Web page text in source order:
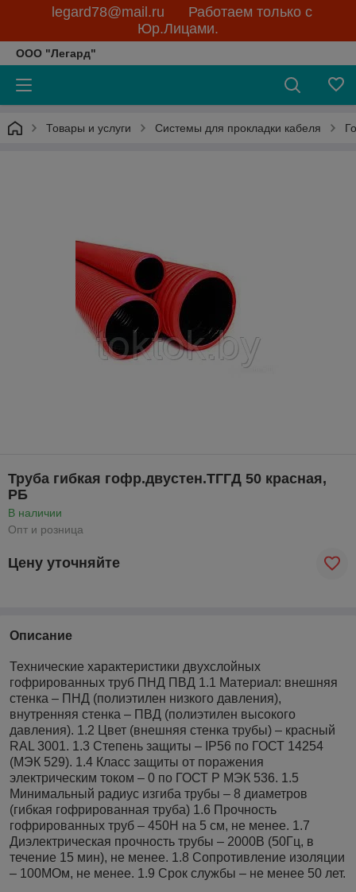
legard78@mail.ru Работаем только с
Юр.Лицами.
ООО "Легард"
Товары и услуги Системы для прокладки кабеля
Труба гибкая гофр.двустен.ТГГД 50 красная,
РБ
В наличии
Опт и розница
Цену уточняйте
Описание
Технические характеристики двухслойных
гофрированных труб ПНД ПВД 1.1 Материал: внешняя
стенка – ПНД (полиэтилен низкого давления),
внутренняя стенка – ПВД (полиэтилен высокого
давления). 1.2 Цвет (внешняя стенка трубы) – красный
RAL 3001. 1.3 Степень защиты – IP56 по ГОСТ 14254
(МЭК 529). 1.4 Класс защиты от поражения
электрическим током – 0 по ГОСТ Р МЭК 536. 1.5
Минимальный радиус изгиба трубы – 8 диаметров
(гибкая гофрированная труба) 1.6 Прочность
гофрированных труб – 450Н на 5 см, не менее. 1.7
Диэлектрическая прочность трубы – 2000В (50Гц, в
течение 15 мин), не менее. 1.8 Сопротивление изоляции
– 100МОм, не менее. 1.9 Срок службы – не менее 50 лет.